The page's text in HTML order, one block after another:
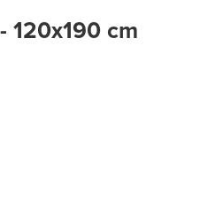
120x190 cm